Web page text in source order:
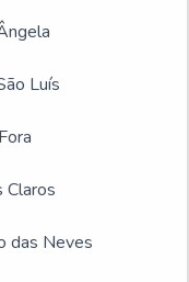
Luís
das Neves